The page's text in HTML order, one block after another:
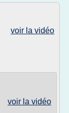
voir la vidéo
voir la vidéo